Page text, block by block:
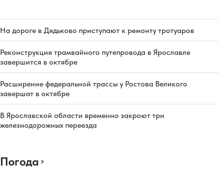
На дороге в Дядьково приступают к ремонту тротуаров
Реконструкция трамвайного путепровода в Ярославле
завершится в октябре
Расширение федеральной трассы у Ростова Великого
завершат в октябре
В Ярославской области временно закроют три
железнодорожных переезда
Погода